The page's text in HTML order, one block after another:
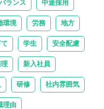
ランス 中途採用
環境 労務 地方
学生 安全配慮
新入社員
研修 社内雰囲気
理由